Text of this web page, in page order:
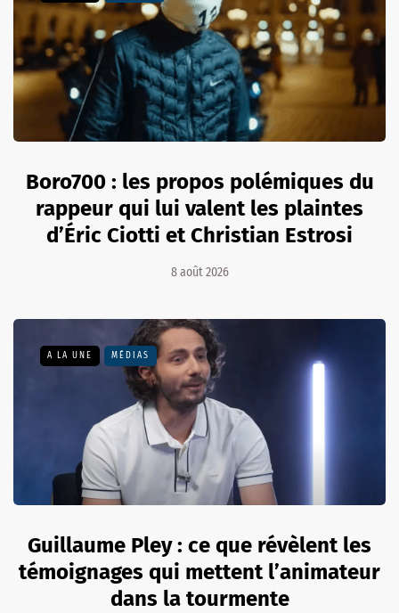
Boro700 : les propos polémiques du
rappeur qui lui valent les plaintes
d’Éric Ciotti et Christian Estrosi
8 août 2026
A LA UNE MÉDIAS
Guillaume Pley : ce que révèlent les
témoignages qui mettent l’animateur
dans la tourmente